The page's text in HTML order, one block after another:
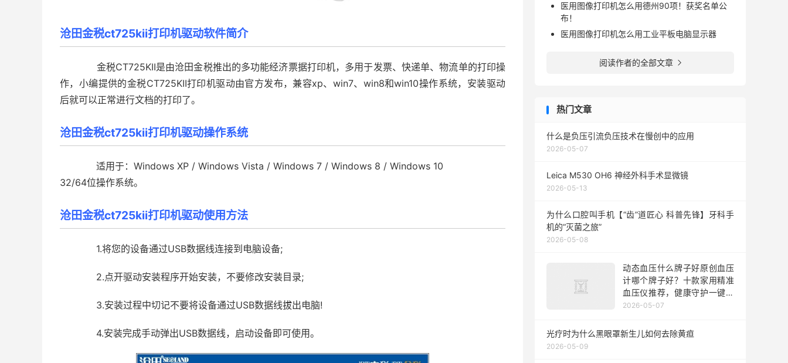
沧田金税ct725kii打印机驱动软件简介
金税CT725KII是由沧田金税推出的多功能经济票据打印机，多用于发票、快递单、物流单的打印操
作，小编提供的金税CT725KII打印机驱动由官方发布，兼容xp、win7、win8和win10操作系统，安装驱动
后就可以正常进行文档的打印了。
沧田金税ct725kii打印机驱动操作系统
适用于：Windows XP / Windows Vista / Windows 7 / Windows 8 / Windows 10
32/64位操作系统。
沧田金税ct725kii打印机驱动使用方法
1.将您的设备通过USB数据线连接到电脑设备;
2.点开驱动安装程序开始安装，不要修改安装目录;
3.安装过程中切记不要将设备通过USB数据线拔出电脑!
4.安装完成手动弹出USB数据线，启动设备即可使用。
医用图像打印机怎么用德州90项！获奖名单公
布！
医用图像打印机怎么用工业平板电脑显示器
阅读作者的全部文章 
热门文章
什么是负压引流负压技术在慢创中的应用
2026-05-07
Leica M530 OH6 神经外科手术显微镜
2026-05-13
为什么口腔叫手机【“齿”道匠心 科普先锋】牙科手
机的“灭菌之旅”
2026-05-08
动态血压什么牌子好原创血压
计哪个牌子好？十款家用精准
血压仪推荐，健康守护一键到
位
2026-05-07
光疗时为什么黑眼罩新生儿如何去除黄疸
2026-05-09